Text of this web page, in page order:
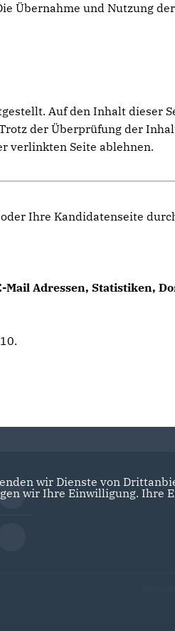
Übernahme und Nutzung
Auf den Inhalt dieser
der Überprüfung der
verlinkten Seite ablehnen.
Ihre Kandidatenseite
Adressen, Statistiken,
wir Dienste von
wir Ihre Einwilligung. Ihre